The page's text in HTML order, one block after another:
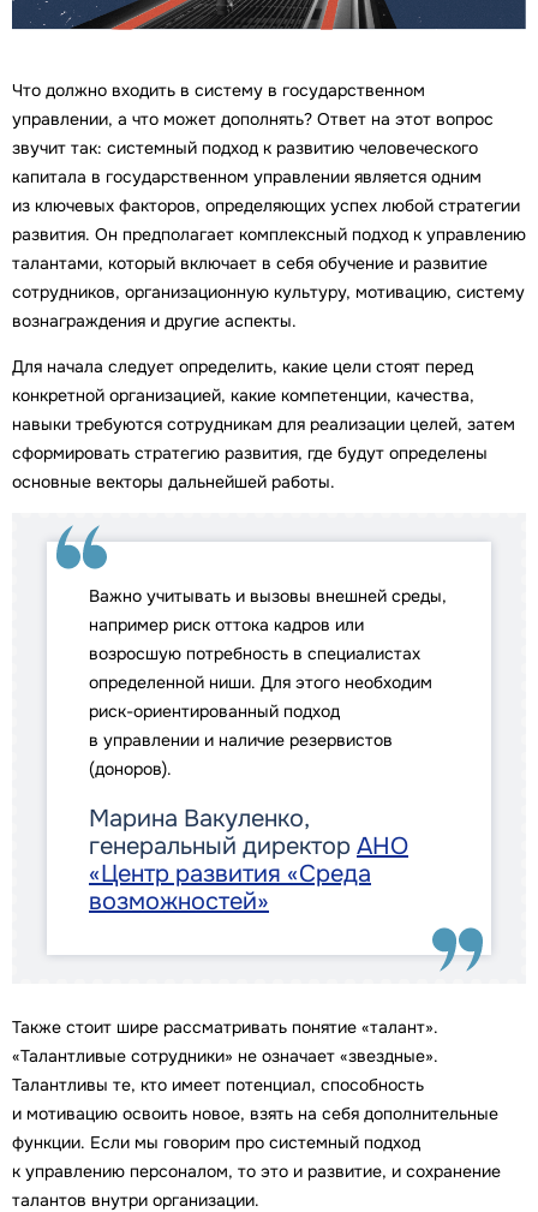
Что должно входить в систему в государственном
управлении, а что может дополнять? Ответ на этот вопрос
звучит так: системный подход к развитию человеческого
капитала в государственном управлении является одним
из ключевых факторов, определяющих успех любой стратегии
развития. Он предполагает комплексный подход к управлению
талантами, который включает в себя обучение и развитие
сотрудников, организационную культуру, мотивацию, систему
вознаграждения и другие аспекты.
Для начала следует определить, какие цели стоят перед
конкретной организацией, какие компетенции, качества,
навыки требуются сотрудникам для реализации целей, затем
сформировать стратегию развития, где будут определены
основные векторы дальнейшей работы.
Важно учитывать и вызовы внешней среды,
например риск оттока кадров или
возросшую потребность в специалистах
определенной ниши. Для этого необходим
риск-ориентированный подход
в управлении и наличие резервистов
(доноров).
Марина Вакуленко,
генеральный директор АНО
«Центр развития «Среда
возможностей»
Также стоит шире рассматривать понятие «талант».
«Талантливые сотрудники» не означает «звездные».
Талантливы те, кто имеет потенциал, способность
и мотивацию освоить новое, взять на себя дополнительные
функции. Если мы говорим про системный подход
к управлению персоналом, то это и развитие, и сохранение
талантов внутри организации.